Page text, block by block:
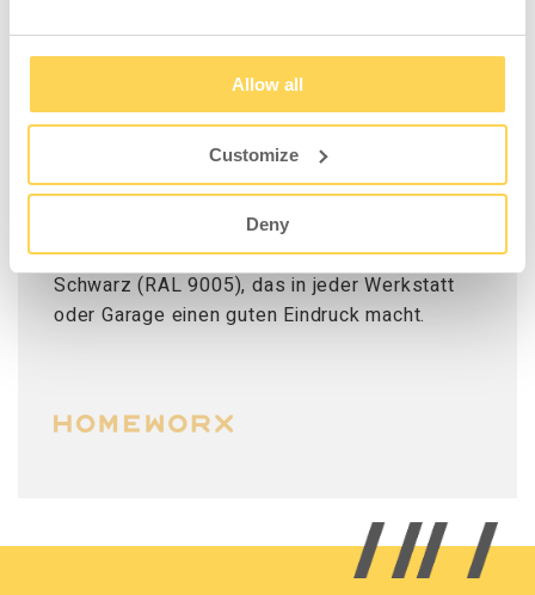
Allow all
Customize
Deny
mit Anstoßschutz an allen Ecken und die
Seiten sind mit Perforationen für
Werkzeughaken ausgestattet. Die
Perforationen haben einen Lochabstand von
c/c 38 mm und ein Lochmuster von 9 x 9 mm.
Der Wagen hat ein stilvolles Design in
Schwarz (RAL 9005), das in jeder Werkstatt
oder Garage einen guten Eindruck macht.